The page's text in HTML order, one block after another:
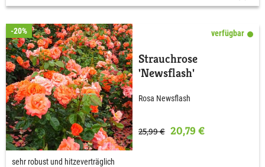
-20% verfügbar
Strauchrose
'Newsflash'
Rosa Newsflash
25,99 € 20,79 €
sehr robust und hitzeverträglich